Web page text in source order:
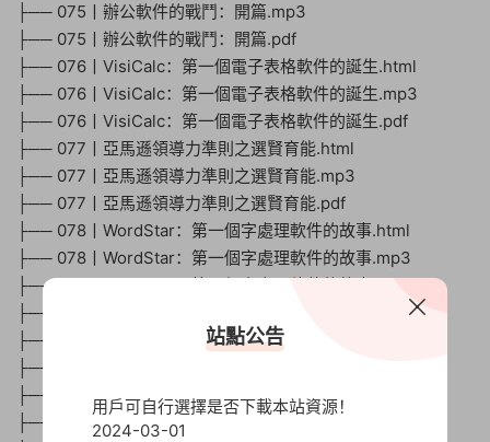
├── 075丨辦公軟件的戰鬥：開篇.mp3
├── 075丨辦公軟件的戰鬥：開篇.pdf
├── 076丨VisiCalc：第一個電子表格軟件的誕生.html
├── 076丨VisiCalc：第一個電子表格軟件的誕生.mp3
├── 076丨VisiCalc：第一個電子表格軟件的誕生.pdf
├── 077丨亞馬遜領導力準則之選賢育能.html
├── 077丨亞馬遜領導力準則之選賢育能.mp3
├── 077丨亞馬遜領導力準則之選賢育能.pdf
├── 078丨WordStar：第一個字處理軟件的故事.html
├── 078丨WordStar：第一個字處理軟件的故事.mp3
├── 078丨WordStar：第一個字處理軟件的故事.pdf
├── 079丨微軟：辦公軟件戰場的螳螂.html
├── 079丨微軟：辦公軟件戰場的螳螂.mp3
├── 079丨微軟：辦公軟件戰場的螳螂.pdf
├── 080丨亞馬遜領導力準則之最高标準.html
├── 080丨亞馬遜領導力準則之最高标準.mp3
站點公告
用戶可自行選擇是否下載本站資源！
2024-03-01